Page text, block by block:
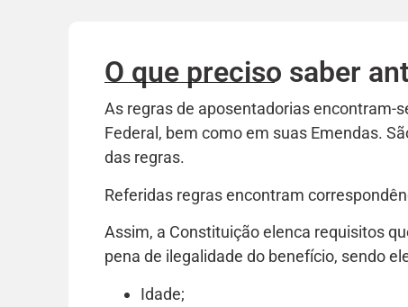
O que preciso saber
As regras de aposentadorias encontram-
Federal, bem como em suas Emendas.
das regras.
Referidas regras encontram
Assim, a Constituição elenca requisitos
pena de ilegalidade do benefício, sendo
Idade;